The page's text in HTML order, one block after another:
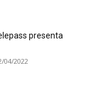
presenta
04/2022